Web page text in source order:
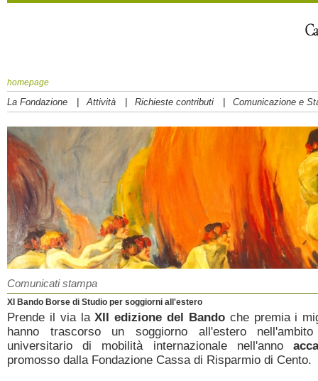
homepage
La Fondazione | Attività | Richieste contributi | Comunicazione e
Comunicati stampa
XI Bando Borse di Studio per soggiorni all'estero
Prende il via laXII edizione del Bandoche premia i
hanno trascorso un soggiorno all'estero
universitario di mobilità internazionale nell'anno
promosso dalla Fondazione Cassa di Risparmio di Cento.